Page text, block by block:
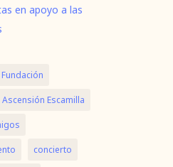
en apoyo a las
Ascensión Escamilla
concierto